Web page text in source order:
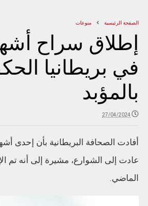
الصفحة الرئيسية منوعات
إطلاق سراح
في بريطانيا
بالمؤبد
27/04/2024
أفادت الصحافة البريطانية بأن إحدى
عادت إلى الشوارع، مشيرة إلى أنه تم
الماضي.